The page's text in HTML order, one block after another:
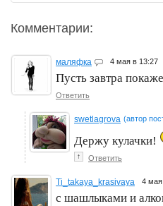
Комментарии:
маляфка 4 мая в 13:27
Пусть завтра
Ответить
swetlagrova (автор
Держу кулачки!
↑ Ответить
Ti_takaya_krasivaya 4
с шашлыками и